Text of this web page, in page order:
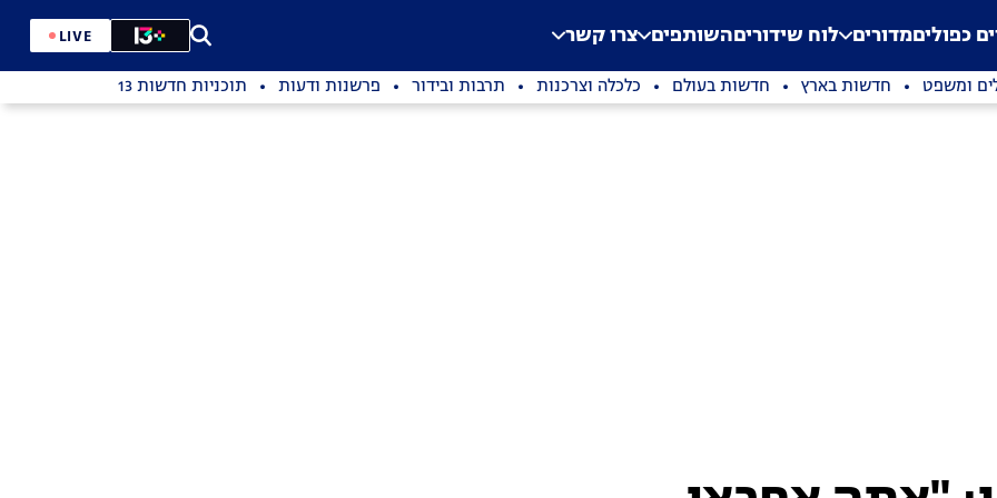
Application error: a
. כפוליםמדורים לוח שידוריםהשותפים צרו קשר LIVE
ומשפט חדשות בארץ חדשות בעולם כלכלה וצרכנות תרבות ובידור פרשנות ודעות תוכניות חדשות 13